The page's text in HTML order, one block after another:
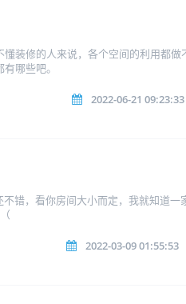
装修的人来说，各个空间的利用都做
哪些吧。
2022-06-21 09:23:33
错，看你房间大小而定，我就知道一
2022-03-09 01:55:53